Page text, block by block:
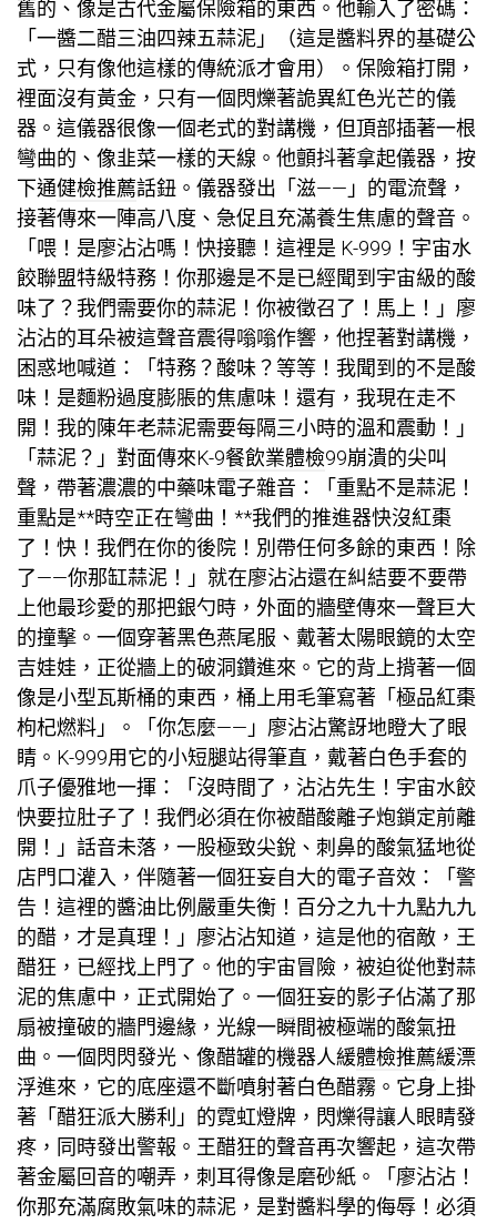
舊的、像是古代金屬保險箱的東西。他輸入了密碼：
「一醬二醋三油四辣五蒜泥」（這是醬料界的基礎公
式，只有像他這樣的傳統派才會用）。保險箱打開，
裡面沒有黃金，只有一個閃爍著詭異紅色光芒的儀
器。這儀器很像一個老式的對講機，但頂部插著一根
彎曲的、像韭菜一樣的天線。他顫抖著拿起儀器，按
下通健檢推薦話鈕。儀器發出「滋——」的電流聲，
接著傳來一陣高八度、急促且充滿養生焦慮的聲音。
「喂！是廖沾沾嗎！快接聽！這裡是 K-999！宇宙水
餃聯盟特級特務！你那邊是不是已經聞到宇宙級的酸
味了？我們需要你的蒜泥！你被徵召了！馬上！」廖
沾沾的耳朵被這聲音震得嗡嗡作響，他捏著對講機，
困惑地喊道：「特務？酸味？等等！我聞到的不是酸
味！是麵粉過度膨脹的焦慮味！還有，我現在走不
開！我的陳年老蒜泥需要每隔三小時的溫和震動！」
「蒜泥？」對面傳來K-9餐飲業體檢99崩潰的尖叫
聲，帶著濃濃的中藥味電子雜音：「重點不是蒜泥！
重點是**時空正在彎曲！**我們的推進器快沒紅棗
了！快！我們在你的後院！別帶任何多餘的東西！除
了——你那缸蒜泥！」就在廖沾沾還在糾結要不要帶
上他最珍愛的那把銀勺時，外面的牆壁傳來一聲巨大
的撞擊。一個穿著黑色燕尾服、戴著太陽眼鏡的太空
吉娃娃，正從牆上的破洞鑽進來。它的背上揹著一個
像是小型瓦斯桶的東西，桶上用毛筆寫著「極品紅棗
枸杞燃料」。「你怎麼——」廖沾沾驚訝地瞪大了眼
睛。K-999用它的小短腿站得筆直，戴著白色手套的
爪子優雅地一揮：「沒時間了，沾沾先生！宇宙水餃
快要拉肚子了！我們必須在你被醋酸離子炮鎖定前離
開！」話音未落，一股極致尖銳、刺鼻的酸氣猛地從
店門口灌入，伴隨著一個狂妄自大的電子音效：「警
告！這裡的醬油比例嚴重失衡！百分之九十九點九九
的醋，才是真理！」廖沾沾知道，這是他的宿敵，王
醋狂，已經找上門了。他的宇宙冒險，被迫從他對蒜
泥的焦慮中，正式開始了。一個狂妄的影子佔滿了那
扇被撞破的牆門邊緣，光線一瞬間被極端的酸氣扭
曲。一個閃閃發光、像醋罐的機器人緩體檢推薦緩漂
浮進來，它的底座還不斷噴射著白色醋霧。它身上掛
著「醋狂派大勝利」的霓虹燈牌，閃爍得讓人眼睛發
疼，同時發出警報。王醋狂的聲音再次響起，這次帶
著金屬回音的嘲弄，刺耳得像是磨砂紙。「廖沾沾！
你那充滿腐敗氣味的蒜泥，是對醬料學的侮辱！必須